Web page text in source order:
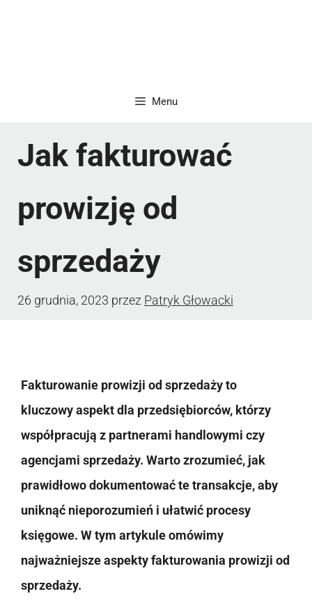
Menu
Jak fakturować
prowizję od
sprzedaży
26 grudnia, 2023 przez Patryk Głowacki
Fakturowanie prowizji od sprzedaży to
kluczowy aspekt dla przedsiębiorców, którzy
współpracują z partnerami handlowymi czy
agencjami sprzedaży. Warto zrozumieć, jak
prawidłowo dokumentować te transakcje, aby
uniknąć nieporozumień i ułatwić procesy
księgowe. W tym artykule omówimy
najważniejsze aspekty fakturowania prowizji od
sprzedaży.